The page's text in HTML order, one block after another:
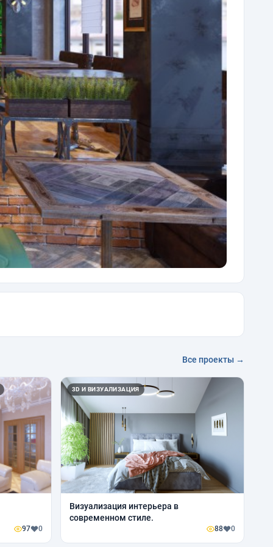
Все проекты →
97 0
3D И ВИЗУАЛИЗАЦИЯ
Визуализация интерьера в
современном стиле.
88 0